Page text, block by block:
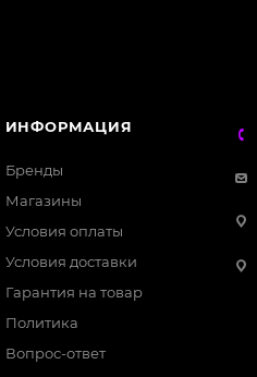
ИНФОРМАЦИЯ
Бренды
Магазины
Условия оплаты
Условия доставки
Гарантия на товар
Политика
Вопрос-ответ